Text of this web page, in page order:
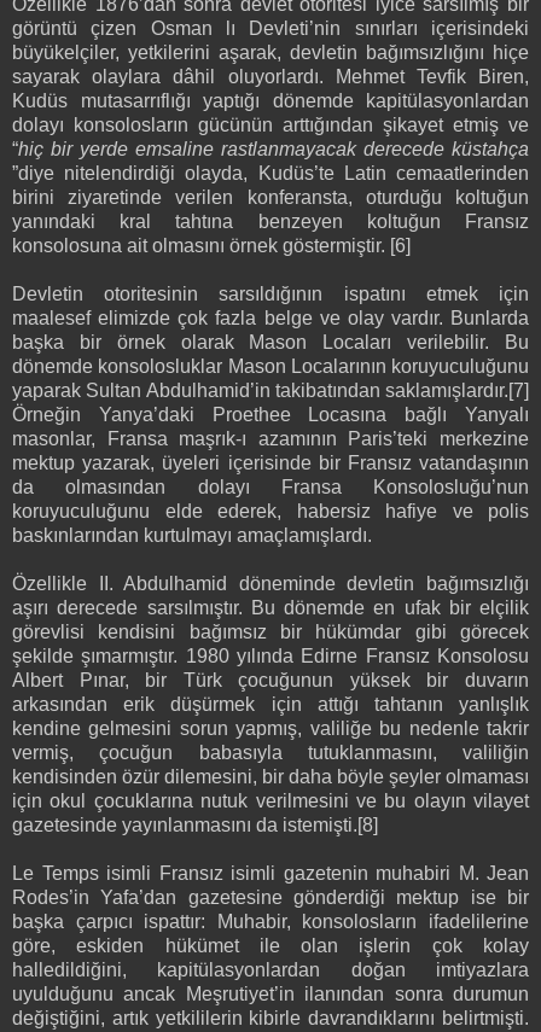
görüntü çizen Osman lı Devleti’nin sınırları içerisindeki
büyükelçiler, yetkilerini aşarak, devletin bağımsızlığını hiçe
sayarak olaylara dâhil oluyorlardı. Mehmet Tevfik Biren,
Kudüs mutasarrıflığı yaptığı dönemde kapitülasyonlardan
dolayı konsolosların gücünün arttığından şikayet etmiş ve
“hiç bir yerde emsaline rastlanmayacak derecede küstahça
”diye nitelendirdiği olayda, Kudüs’te Latin cemaatlerinden
birini ziyaretinde verilen konferansta, oturduğu koltuğun
yanındaki kral tahtına benzeyen koltuğun Fransız
konsolosuna ait olmasını örnek göstermiştir. [6]
Devletin otoritesinin sarsıldığının ispatını etmek için
maalesef elimizde çok fazla belge ve olay vardır. Bunlarda
başka bir örnek olarak Mason Locaları verilebilir. Bu
dönemde konsolosluklar Mason Localarının koruyuculuğunu
yaparak Sultan Abdulhamid’in takibatından saklamışlardır.[7]
Örneğin Yanya’daki Proethee Locasına bağlı Yanyalı
masonlar, Fransa maşrık-ı azamının Paris’teki merkezine
mektup yazarak, üyeleri içerisinde bir Fransız vatandaşının
da olmasından dolayı Fransa Konsolosluğu’nun
koruyuculuğunu elde ederek, habersiz hafiye ve polis
baskınlarından kurtulmayı amaçlamışlardı.
Özellikle II. Abdulhamid döneminde devletin bağımsızlığı
aşırı derecede sarsılmıştır. Bu dönemde en ufak bir elçilik
görevlisi kendisini bağımsız bir hükümdar gibi görecek
şekilde şımarmıştır. 1980 yılında Edirne Fransız Konsolosu
Albert Pınar, bir Türk çocuğunun yüksek bir duvarın
arkasından erik düşürmek için attığı tahtanın yanlışlık
kendine gelmesini sorun yapmış, valiliğe bu nedenle takrir
vermiş, çocuğun babasıyla tutuklanmasını, valiliğin
kendisinden özür dilemesini, bir daha böyle şeyler olmaması
için okul çocuklarına nutuk verilmesini ve bu olayın vilayet
gazetesinde yayınlanmasını da istemişti.[8]
Le Temps isimli Fransız isimli gazetenin muhabiri M. Jean
Rodes’in Yafa’dan gazetesine gönderdiği mektup ise bir
başka çarpıcı ispattır: Muhabir, konsolosların ifadelilerine
göre, eskiden hükümet ile olan işlerin çok kolay
halledildiğini, kapitülasyonlardan doğan imtiyazlara
uyulduğunu ancak Meşrutiyet’in ilanından sonra durumun
değiştiğini, artık yetkililerin kibirle davrandıklarını belirtmişti.